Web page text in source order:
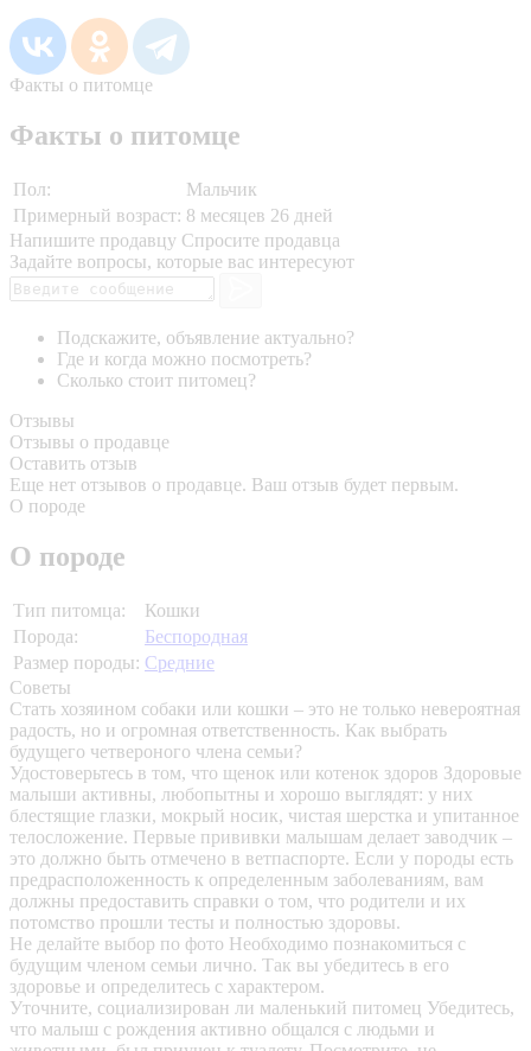
Факты о питомце
Факты о питомце
Пол:
Мальчик
Примерный возраст: 8 месяцев 26 дней
Напишите продавцу Спросите продавца
Задайте вопросы, которые вас интересуют
Подскажите, объявление актуально?
Где и когда можно посмотреть?
Сколько стоит питомец?
Отзывы
Отзывы о продавце
Оставить отзыв
Еще нет отзывов о продавце. Ваш отзыв будет первым.
О породе
О породе
Тип питомца:
Кошки
Порода:
Беспородная
Размер породы: Средние
Советы
Стать хозяином собаки или кошки – это не только невероятная
радость, но и огромная ответственность. Как выбрать
будущего четвероного члена семьи?
Удостоверьтесь в том, что щенок или котенок здоров Здоровые
малыши активны, любопытны и хорошо выглядят: у них
блестящие глазки, мокрый носик, чистая шерстка и упитанное
телосложение. Первые прививки малышам делает заводчик –
это должно быть отмечено в ветпаспорте. Если у породы есть
предрасположенность к определенным заболеваниям, вам
должны предоставить справки о том, что родители и их
потомство прошли тесты и полностью здоровы.
Не делайте выбор по фото Необходимо познакомиться с
будущим членом семьи лично. Так вы убедитесь в его
здоровье и определитесь с характером.
Уточните, социализирован ли маленький питомец Убедитесь,
что малыш с рождения активно общался с людьми и